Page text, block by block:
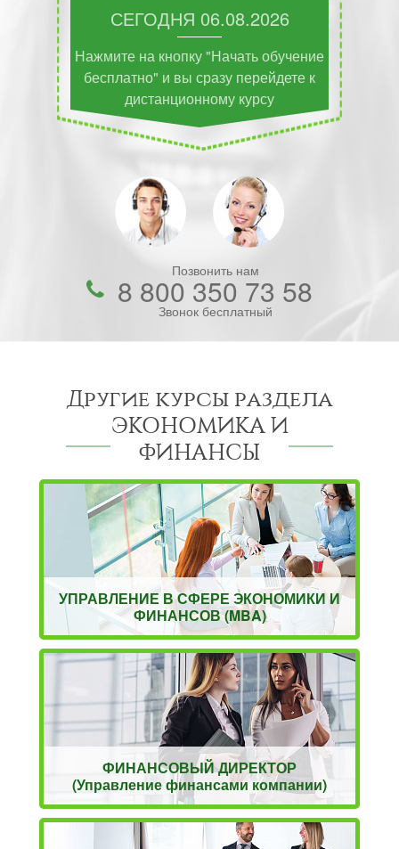
СЕГОДНЯ 06.08.2026
Нажмите на кнопку "Начать обучение
бесплатно" и вы сразу перейдете к
дистанционному курсу
Позвонить нам
8 800 350 73 58
Звонок бесплатный
Другие курсы раздела
ЭКОНОМИКА И
ФИНАНСЫ
УПРАВЛЕНИЕ В СФЕРЕ ЭКОНОМИКИ И
ФИНАНСОВ (MBA)
ФИНАНСОВЫЙ ДИРЕКТОР
(Управление финансами компании)